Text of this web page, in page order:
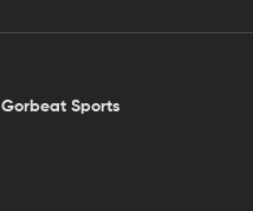
Gorbeat Sports